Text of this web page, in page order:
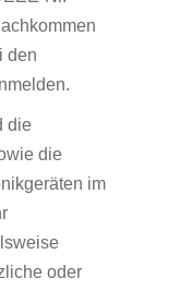
den
die
die
im
oder